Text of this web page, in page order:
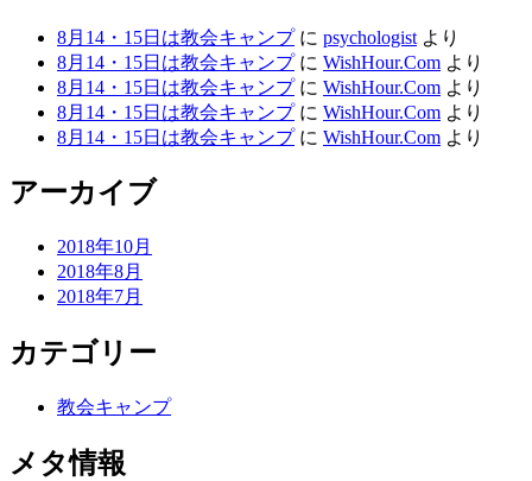
8月14・15日は教会キャンプに psychologist より
8月14・15日は教会キャンプに WishHour.Com より
8月14・15日は教会キャンプに WishHour.Com より
8月14・15日は教会キャンプに WishHour.Com より
8月14・15日は教会キャンプに WishHour.Com より
アーカイブ
2018年10月
2018年8月
2018年7月
カテゴリー
教会キャンプ
メタ情報